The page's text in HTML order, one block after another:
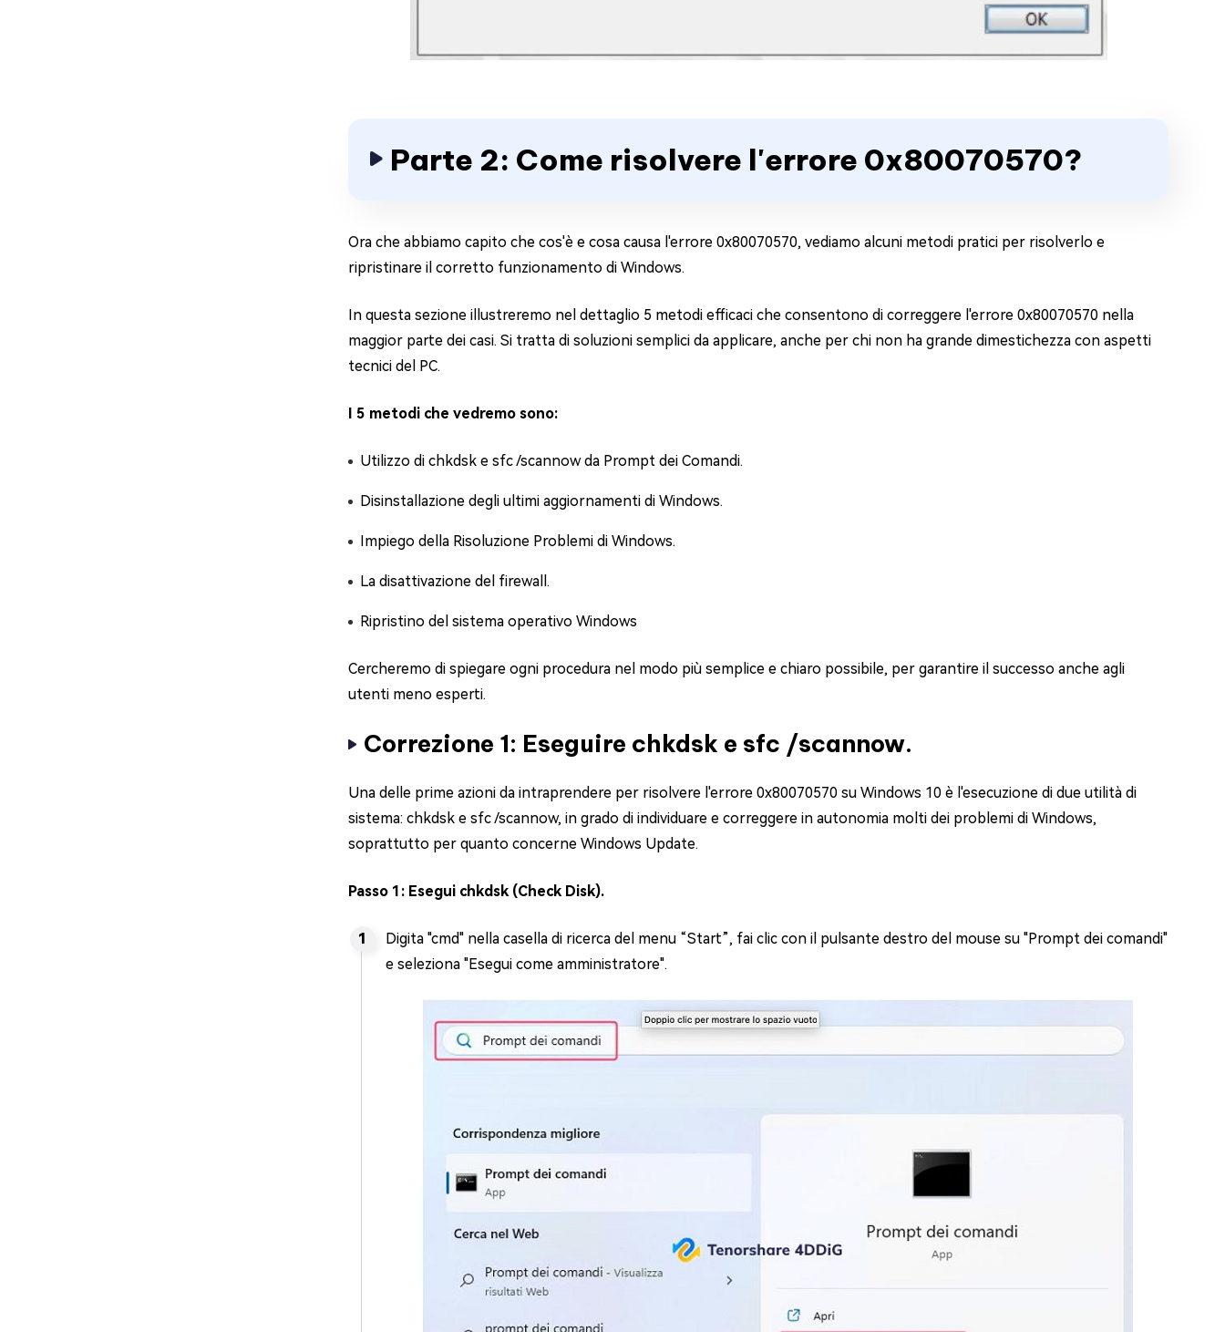
Parte 2: Come risolvere l'errore 0x80070570?
Ora che abbiamo capito che cos'è e cosa causa l'errore 0x80070570, vediamo alcuni metodi pratici per risolverlo e
ripristinare il corretto funzionamento di Windows.
In questa sezione illustreremo nel dettaglio 5 metodi efficaci che consentono di correggere l'errore 0x80070570 nella
maggior parte dei casi. Si tratta di soluzioni semplici da applicare, anche per chi non ha grande dimestichezza con aspetti
tecnici del PC.
I 5 metodi che vedremo sono:
Utilizzo di chkdsk e sfc /scannow da Prompt dei Comandi.
Disinstallazione degli ultimi aggiornamenti di Windows.
Impiego della Risoluzione Problemi di Windows.
La disattivazione del firewall.
Ripristino del sistema operativo Windows
Cercheremo di spiegare ogni procedura nel modo più semplice e chiaro possibile, per garantire il successo anche agli
utenti meno esperti.
Correzione 1: Eseguire chkdsk e sfc /scannow.
Una delle prime azioni da intraprendere per risolvere l'errore 0x80070570 su Windows 10 è l'esecuzione di due utilità di
sistema: chkdsk e sfc /scannow, in grado di individuare e correggere in autonomia molti dei problemi di Windows,
soprattutto per quanto concerne Windows Update.
Passo 1: Esegui chkdsk (Check Disk).
Digita "cmd" nella casella di ricerca del menu “Start”, fai clic con il pulsante destro del mouse su "Prompt dei comandi"
e seleziona "Esegui come amministratore".